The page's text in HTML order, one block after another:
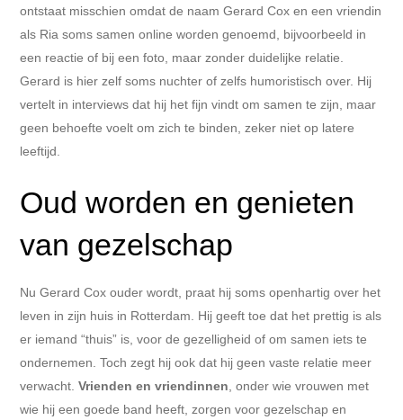
ontstaat misschien omdat de naam Gerard Cox en een vriendin
als Ria soms samen online worden genoemd, bijvoorbeeld in
een reactie of bij een foto, maar zonder duidelijke relatie.
Gerard is hier zelf soms nuchter of zelfs humoristisch over. Hij
vertelt in interviews dat hij het fijn vindt om samen te zijn, maar
geen behoefte voelt om zich te binden, zeker niet op latere
leeftijd.
Oud worden en genieten
van gezelschap
Nu Gerard Cox ouder wordt, praat hij soms openhartig over het
leven in zijn huis in Rotterdam. Hij geeft toe dat het prettig is als
er iemand “thuis” is, voor de gezelligheid of om samen iets te
ondernemen. Toch zegt hij ook dat hij geen vaste relatie meer
verwacht.Vrienden en vriendinnen , onder wie vrouwen met
wie hij een goede band heeft, zorgen voor gezelschap en